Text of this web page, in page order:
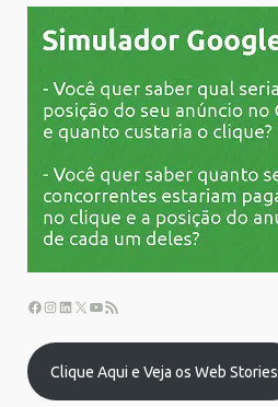
Clique Aqui e Veja os Web Stories